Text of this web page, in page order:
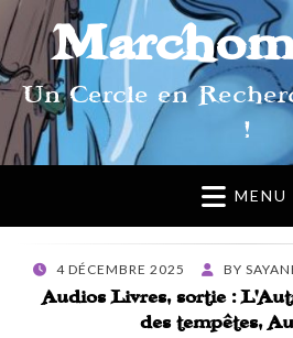
Un Cercle en
!
MENU
POSTED
ON
4 DÉCEMBRE 2025 BY
Audios Livres, sortie :
des tempêtes,